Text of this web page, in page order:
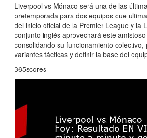
Liverpool vs Mónaco será una de las
pretemporada para dos equipos que
del inicio oficial de la Premier League y la
conjunto inglés aprovechará este
consolidando su funcionamiento colectivo,
variantes tácticas y definir la base del
365scores